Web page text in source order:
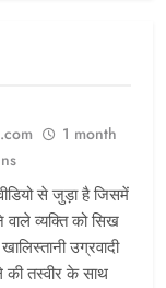
1 month
से जुड़ा है जिसमें
व्यक्ति को सिख
उग्रवादी
की तस्वीर के साथ